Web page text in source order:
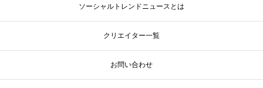
ソーシャルトレンドニュースとは
クリエイター一覧
お問い合わせ